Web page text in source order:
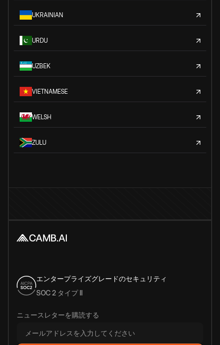
UKRAINIAN
URDU
UZBEK
VIETNAMESE
WELSH
ZULU
エンタープライズグレードのセキュリティ
SOC 2 タイプ II
ニュースレターを購読する